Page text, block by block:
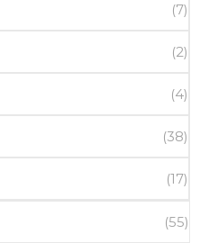
(7)
(2)
(4)
(38)
(17)
(55)